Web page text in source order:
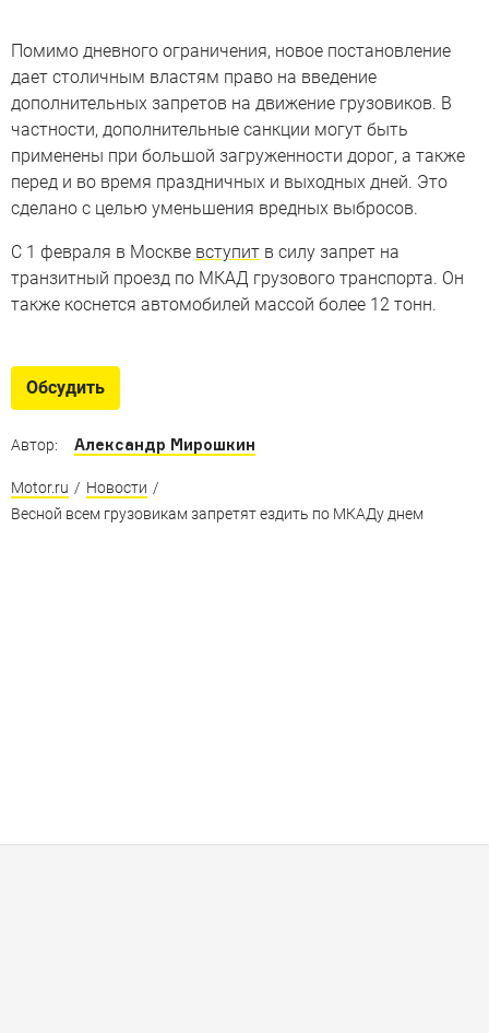
Помимо дневного ограничения, новое постановление
дает столичным властям право на введение
дополнительных запретов на движение грузовиков. В
частности, дополнительные санкции могут быть
применены при большой загруженности дорог, а также
перед и во время праздничных и выходных дней. Это
сделано с целью уменьшения вредных выбросов.
С 1 февраля в Москве вступит в силу запрет на
транзитный проезд по МКАД грузового транспорта. Он
также коснется автомобилей массой более 12 тонн.
Обсудить
Автор: Александр Мирошкин
Motor.ru / Новости /
Весной всем грузовикам запретят ездить по МКАДу днем